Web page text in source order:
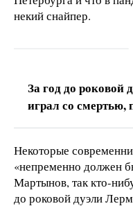
некий снайпер.
За год до роковой
играл со смертью,
Некоторые
«непременно должен
Мартынов, так кто-
до роковой дуэли